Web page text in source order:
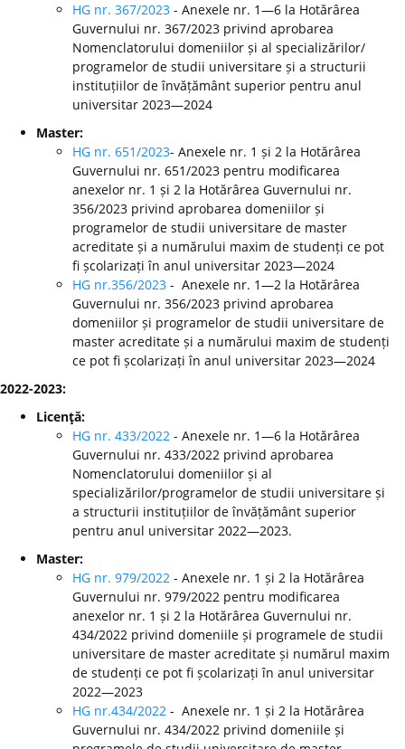
HG nr. 367/2023 - Anexele nr. 1—6 la Hotărârea
Guvernului nr. 367/2023 privind aprobarea
Nomenclatorului domeniilor și al specializărilor/
programelor de studii universitare și a structurii
instituțiilor de învățământ superior pentru anul
universitar 2023—2024
Master:
HG nr. 651/2023- Anexele nr. 1 și 2 la Hotărârea
Guvernului nr. 651/2023 pentru modificarea
anexelor nr. 1 și 2 la Hotărârea Guvernului nr.
356/2023 privind aprobarea domeniilor și
programelor de studii universitare de master
acreditate și a numărului maxim de studenți ce pot
fi școlarizați în anul universitar 2023—2024
HG nr.356/2023 - Anexele nr. 1—2 la Hotărârea
Guvernului nr. 356/2023 privind aprobarea
domeniilor și programelor de studii universitare de
master acreditate și a numărului maxim de studenți
ce pot fi școlarizați în anul universitar 2023—2024
2022-2023:
Licenţă:
HG nr. 433/2022 - Anexele nr. 1—6 la Hotărârea
Guvernului nr. 433/2022 privind aprobarea
Nomenclatorului domeniilor și al
specializărilor/programelor de studii universitare și
a structurii instituțiilor de învățământ superior
pentru anul universitar 2022—2023.
Master:
HG nr. 979/2022 - Anexele nr. 1 și 2 la Hotărârea
Guvernului nr. 979/2022 pentru modificarea
anexelor nr. 1 și 2 la Hotărârea Guvernului nr.
434/2022 privind domeniile și programele de studii
universitare de master acreditate și numărul maxim
de studenți ce pot fi școlarizați în anul universitar
2022—2023
HG nr.434/2022 - Anexele nr. 1 și 2 la Hotărârea
Guvernului nr. 434/2022 privind domeniile și